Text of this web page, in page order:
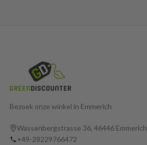
Bezoek onze winkel in Emmerich
Wassenbergstrasse 36, 46446 Emmerich
+49-28229766472